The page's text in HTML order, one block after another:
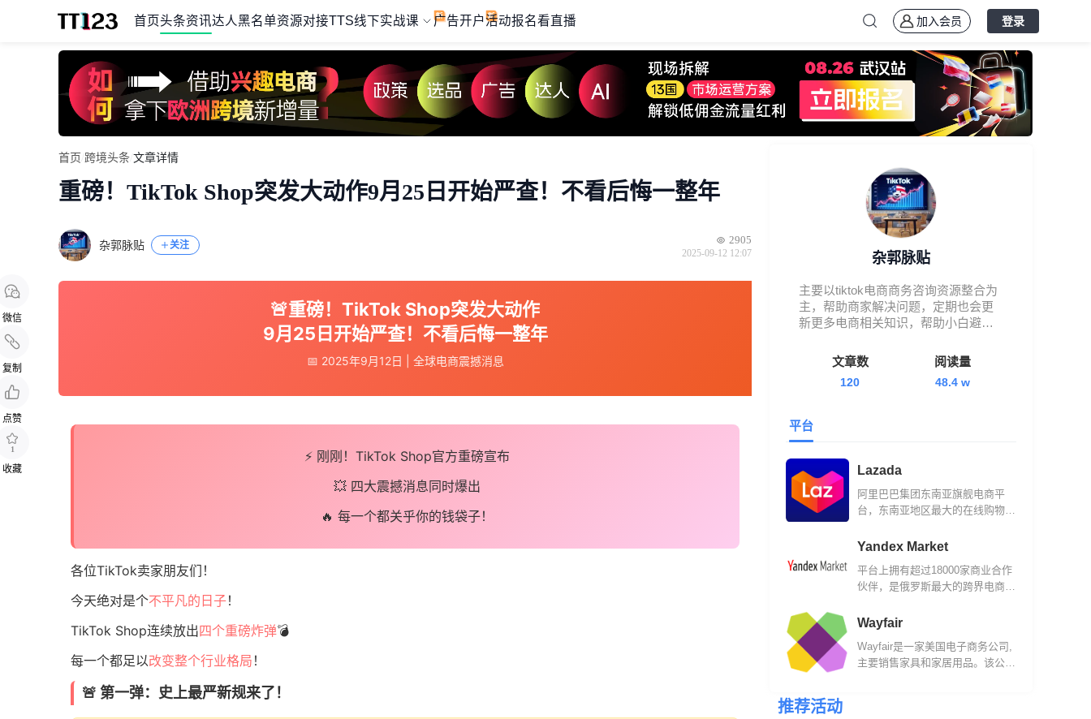
首页头条资讯达人黑名单资源对接TTS线下实战课 广告开户活动报名看直播 加入会员 登录
of
微信
复制
点赞
1
收藏
首页 跨境头条 文章详情
重磅！TikTok Shop突发大动作9月25日开始严查！不看后悔一整年
杂郭脉贴 关注 2905
2025-09-12 12:07
🚨重磅！TikTok Shop突发大动作
9月25日开始严查！不看后悔一整年
📅 2025年9月12日 | 全球电商震撼消息
⚡️ 刚刚！TikTok Shop官方重磅宣布
💥 四大震撼消息同时爆出
🔥 每一个都关乎你的钱袋子！
各位TikTok卖家朋友们！
今天绝对是个不平凡的日子！
TikTok Shop连续放出四个重磅炸弹💣
每一个都足以改变整个行业格局 ！
🚨 第一弹：史上最严新规来了！
杂郭脉贴
主要以tiktok电商商务咨询资源整合为
主，帮助商家解决问题，定期也会更
新更多电商相关知识，帮助小白避
询微信：965351664
文章数
120
阅读量
48.4 w
平台
Lazada
阿里巴巴集团东南亚旗舰电商平
台，东南亚地区最大的在线购物网
Yandex Market
平台上拥有超过18000家商业合作
伙伴，是俄罗斯最大的跨界电商平
Wayfair
Wayfair是一家美国电子商务公司,
主要销售家具和家居用品。该公司
推荐活动